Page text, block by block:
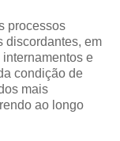
processos
discordantes, em
e
condição de
mais
ao longo